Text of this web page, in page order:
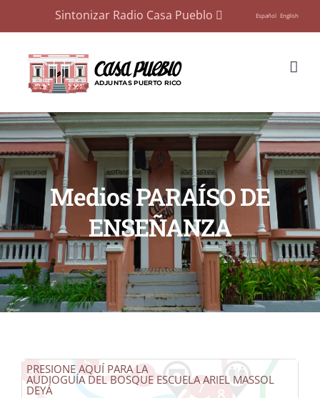
Sintonizar Radio Casa Pueblo Español English
content
Medios PARAÍSO DE
ENSEÑANZA
PRESIONE AQUÍ PARA LA
AUDIOGUÍA DEL BOSQUE ESCUELA ARIEL MASSOL
DEYÁ